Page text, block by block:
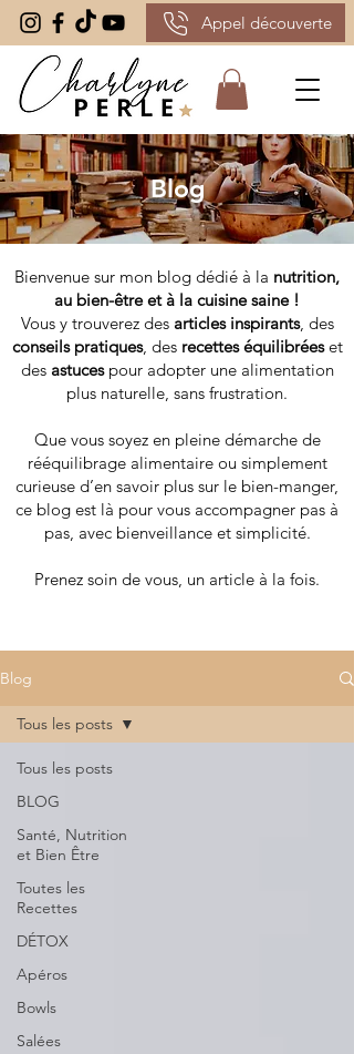
Appel découverte
Blog
Bienvenue sur mon blog dédié à la nutrition,
au bien-être et à la cuisine saine !
Vous y trouverez des articles inspirants, des
conseils pratiques, des recettes équilibréeset
des astuces pour adopter une alimentation
plus naturelle, sans frustration.
Que vous soyez en pleine démarche de
rééquilibrage alimentaire ou simplement
curieuse d’en savoir plus sur le bien-manger,
ce blog est là pour vous accompagner pas à
pas, avec bienveillance et simplicité.
Prenez soin de vous, un article à la fois.
Blog
Tous les posts
BLOG
Santé, Nutrition
et Bien Être
Toutes les
Recettes
DÉTOX
Apéros
Bowls
Salées
Tous les posts